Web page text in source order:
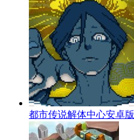
都市传说解体中心安卓版